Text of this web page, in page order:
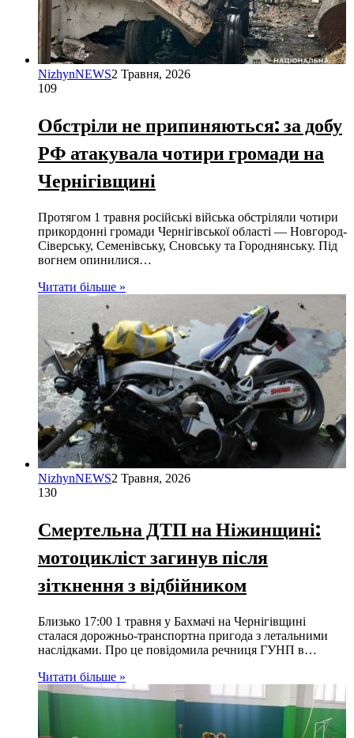
NizhynNEWS2 Травня, 2026
109
Обстріли не припиняються: за добу
РФ атакувала чотири громади на
Чернігівщині
Протягом 1 травня російські війська обстріляли чотири
прикордонні громади Чернігівської області — Новгород-
Сіверську, Семенівську, Сновську та Городнянську. Під
вогнем опинилися…
Читати більше »
NizhynNEWS2 Травня, 2026
130
Смертельна ДТП на Ніжинщині:
мотоцикліст загинув після
зіткнення з відбійником
Близько 17:00 1 травня у Бахмачі на Чернігівщині
сталася дорожньо-транспортна пригода з летальними
наслідками. Про це повідомила речниця ГУНП в…
Читати більше »